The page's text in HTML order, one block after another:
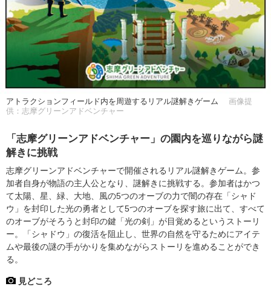
アトラクションフィールド内を周遊するリアル謎解きゲーム
画像提
供：志摩グリーンアドベンチャー
「志摩グリーンアドベンチャー」の園内を巡りながら謎
解きに挑戦
志摩グリーンアドベンチャーで開催されるリアル謎解きゲーム。参
加者自身が物語の主人公となり、謎解きに挑戦する。参加者はかつ
て太陽、星、緑、大地、風の5つのオーブの力で闇の存在「シャド
ウ」を封印した光の勇者として5つのオーブを探す旅に出て、すべて
のオーブがそろうと封印の鍵「光の剣」が目覚めるというストーリ
ー。「シャドウ」の復活を阻止し、世界の自然を守るためにアイテ
ムや最後の謎の手がかりを集めながらストーリを進めることができ
る。
見どころ